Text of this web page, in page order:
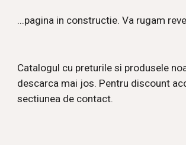
...pagina in constructie. Va rugam
Catalogul cu preturile si produsele
descarca mai jos. Pentru discount
sectiunea de contact.